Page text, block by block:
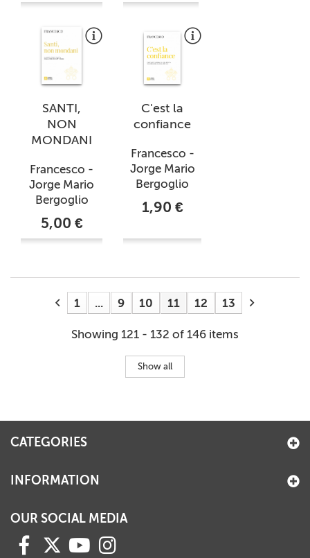
SANTI,
NON
MONDANI
Francesco -
Jorge Mario
Bergoglio
5,00 €
C'est la
confiance
Francesco -
Jorge Mario
Bergoglio
1,90 €
1 ... 9 10 11 12 13
Showing 121 - 132 of 146 items
Show all
CATEGORIES
INFORMATION
OUR SOCIAL MEDIA